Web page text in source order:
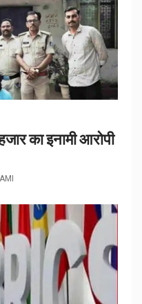
का इनामी आरोपी